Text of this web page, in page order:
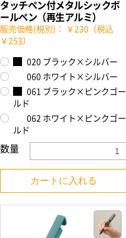
タッチペン付メタルシックボ
ールペン（再生アルミ）
販売価格(税別)： ￥230（税込
￥253）
020 ブラック×シルバー
060 ホワイト×シルバー
061 ブラック×ピンクゴー
ルド
062 ホワイト×ピンクゴー
ルド
数量
カートに入れる